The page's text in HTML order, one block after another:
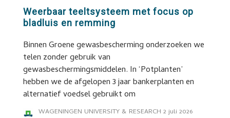
Weerbaar teeltsysteem met focus op
bladluis en remming
Binnen Groene gewasbescherming onderzoeken we
telen zonder gebruik van
gewasbeschermingsmiddelen. In ‘Potplanten’
hebben we de afgelopen 3 jaar bankerplanten en
alternatief voedsel gebruikt om
WAGENINGEN UNIVERSITY & RESEARCH 2 juli 2026